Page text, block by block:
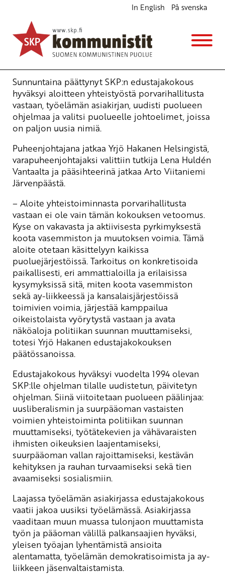
In English På svenska
Edustajakokous uusi ohjelmaa ja johtoa
Ajankohtaista
27.6.2007 - 14:38
Sunnuntaina päättynyt SKP:n edustajakokous
hyväksyi aloitteen yhteistyöstä porvarihallitusta
vastaan, työelämän asiakirjan, uudisti puolueen
ohjelmaa ja valitsi puolueelle johtoelimet, joissa
on paljon uusia nimiä.
Puheenjohtajana jatkaa Yrjö Hakanen Helsingistä,
varapuheenjohtajaksi valittiin tutkija Lena Huldén
Vantaalta ja pääsihteerinä jatkaa Arto Viitaniemi
Järvenpäästä.
– Aloite yhteistoiminnasta porvarihallitusta
vastaan ei ole vain tämän kokouksen vetoomus.
Kyse on vakavasta ja aktiivisesta pyrkimyksestä
koota vasemmiston ja muutoksen voimia. Tämä
aloite otetaan käsittelyyn kaikissa
puoluejärjestöissä. Tarkoitus on konkretisoida
paikallisesti, eri ammattialoilla ja erilaisissa
kysymyksissä sitä, miten koota vasemmiston
sekä ay-liikkeessä ja kansalaisjärjestöissä
toimivien voimia, järjestää kamppailua
oikeistolaista vyörytystä vastaan ja avata
näköaloja politiikan suunnan muuttamiseksi,
totesi Yrjö Hakanen edustajakokouksen
päätössanoissa.
Edustajakokous hyväksyi vuodelta 1994 olevan
SKP:lle ohjelman tilalle uudistetun, päivitetyn
ohjelman. Siinä viitoitetaan puolueen päälinjaa:
uusliberalismin ja suurpääoman vastaisten
voimien yhteistoiminta politiikan suunnan
muuttamiseksi, työtätekevien ja vähävaraisten
ihmisten oikeuksien laajentamiseksi,
suurpääoman vallan rajoittamiseksi, kestävän
kehityksen ja rauhan turvaamiseksi sekä tien
avaamiseksi sosialismiin.
Laajassa työelämän asiakirjassa edustajakokous
vaatii jakoa uusiksi työelämässä. Asiakirjassa
vaaditaan muun muassa tulonjaon muuttamista
työn ja pääoman välillä palkansaajien hyväksi,
yleisen työajan lyhentämistä ansioita
alentamatta, työelämän demokratisoimista ja ay-
liikkeen jäsenvaltaistamista.